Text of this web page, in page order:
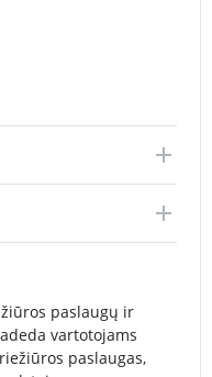
paslaugų ir
vartotojams
paslaugas,